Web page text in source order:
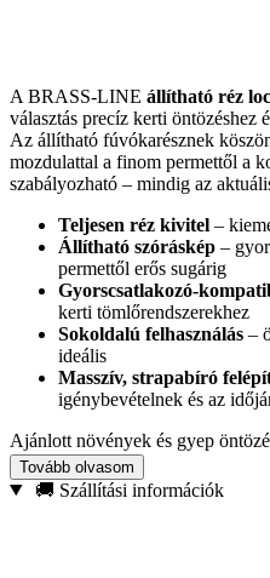
A BRASS-LINE állítható réz
választás precíz kerti öntözéshez
Az állítható fúvókarésznek
mozdulattal a finom permettől a
szabályozható – mindig az
Teljesen réz kivitel –
Állítható szóráskép –
permettől erős sugárig
Gyorscsatlakozó-
kerti tömlőrendszerekhez
Sokoldalú felhasználás –
ideális
Masszív, strapabíró
igénybevételnek és az
Ajánlott növények és gyep
teraszok és járdák tisztításához,
munkákhoz. Válassza a
Tovább olvasom
🚚 Szállítási információk